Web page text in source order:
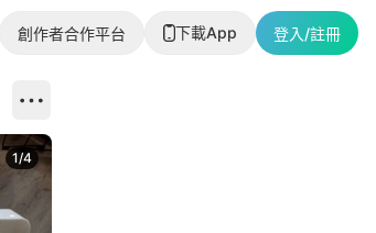
創作者合作平台 下載App 登入/註冊
1/4